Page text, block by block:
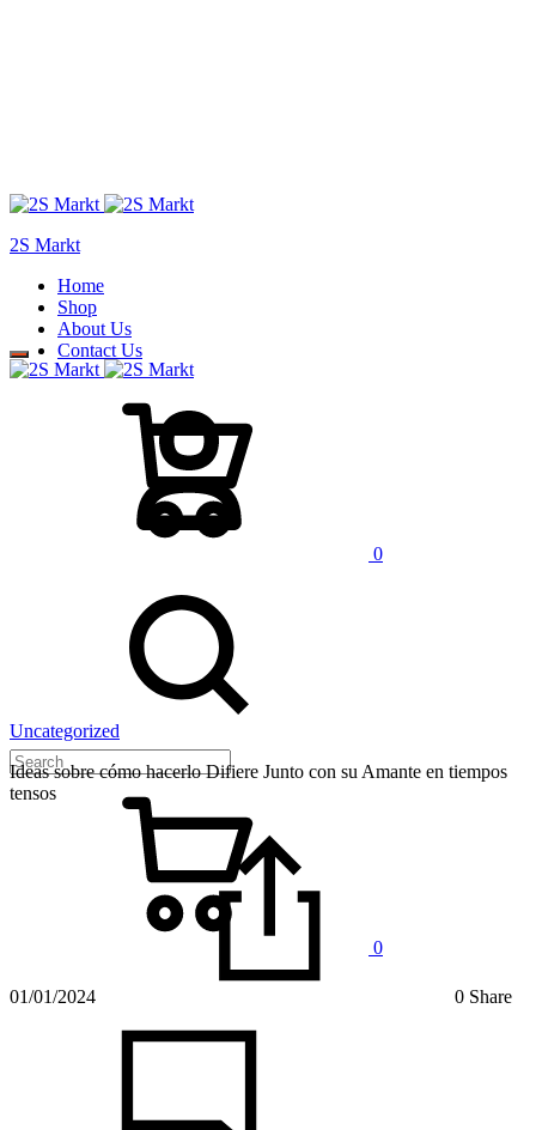
2S Markt
Home
Shop
About Us
Contact Us
0
0
Uncategorized
Ideas sobre cómo hacerlo Difiere Junto con su Amante en tiempos
tensos
01/01/2024 0 Share